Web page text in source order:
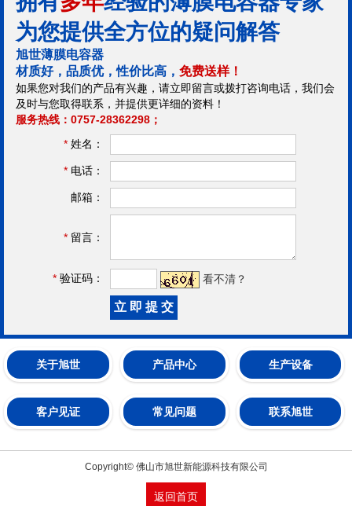
为您提供全方位的疑问解答
旭世薄膜电容器
材质好，品质优，性价比高， 免费送样！
如果您对我们的产品有兴趣，请立即留言或拨打咨询电话，我们会
及时与您取得联系，并提供更详细的资料！
服务热线：0757-28362298；
* 姓名：
* 电话：
邮箱：
* 留言：
* 验证码： 看不清？
关于旭世 产品中心 生产设备
客户见证 常见问题 联系旭世
Copyright© 佛山市旭世新能源科技有限公司
返回首页